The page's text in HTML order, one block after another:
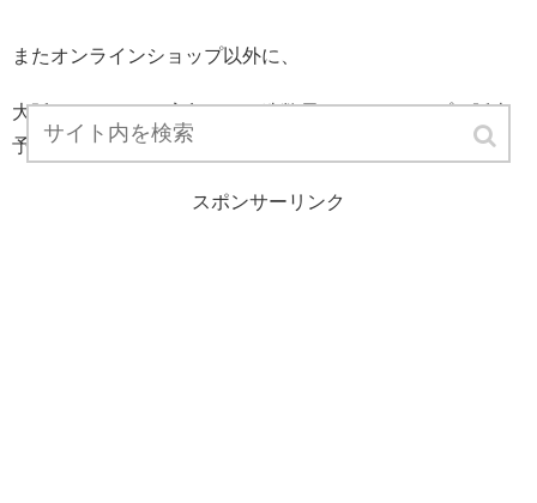
またオンラインショップ以外に、
大阪、さいたま、広島にある造幣局ミントショップで販売
予定です。
スポンサーリンク